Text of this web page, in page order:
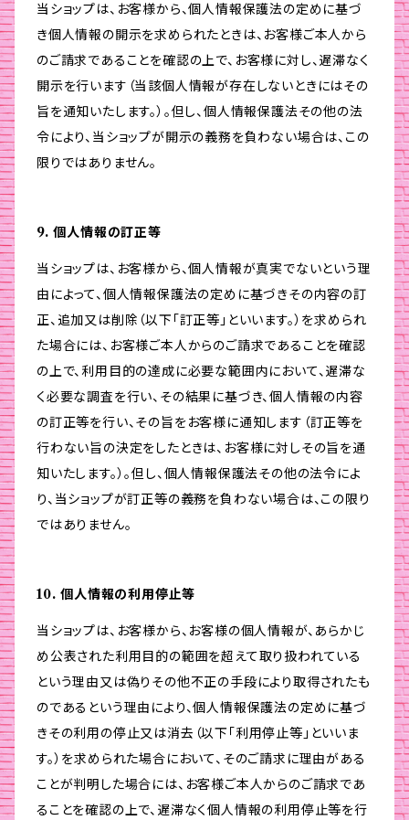
当ショップは、お客様から、個人情報保護法の定めに基づ
き個人情報の開示を求められたときは、お客様ご本人から
のご請求であることを確認の上で、お客様に対し、遅滞なく
開示を行います（当該個人情報が存在しないときにはその
旨を通知いたします。）。但し、個人情報保護法その他の法
令により、当ショップが開示の義務を負わない場合は、この
限りではありません。
9. 個人情報の訂正等
当ショップは、お客様から、個人情報が真実でないという理
由によって、個人情報保護法の定めに基づきその内容の訂
正、追加又は削除（以下「訂正等」といいます。）を求められ
た場合には、お客様ご本人からのご請求であることを確認
の上で、利用目的の達成に必要な範囲内において、遅滞な
く必要な調査を行い、その結果に基づき、個人情報の内容
の訂正等を行い、その旨をお客様に通知します（訂正等を
行わない旨の決定をしたときは、お客様に対しその旨を通
知いたします。）。但し、個人情報保護法その他の法令によ
り、当ショップが訂正等の義務を負わない場合は、この限り
ではありません。
10. 個人情報の利用停止等
当ショップは、お客様から、お客様の個人情報が、あらかじ
め公表された利用目的の範囲を超えて取り扱われている
という理由又は偽りその他不正の手段により取得されたも
のであるという理由により、個人情報保護法の定めに基づ
きその利用の停止又は消去（以下「利用停止等」といいま
す。）を求められた場合において、そのご請求に理由がある
ことが判明した場合には、お客様ご本人からのご請求であ
ることを確認の上で、遅滞なく個人情報の利用停止等を行